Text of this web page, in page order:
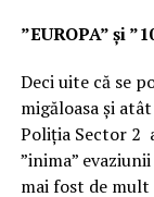
”EUROPA” și
Deci uite că se
migăloasa și
Poliția Sector 2
”inima”
mai fost de